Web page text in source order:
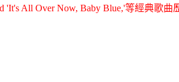
'It's All Over Now, Baby Blue,'等經典歌曲